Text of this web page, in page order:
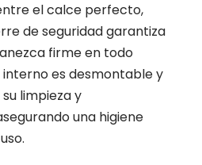
el calce perfecto,
de seguridad garantiza
firme en todo
es desmontable y
limpieza y
una higiene